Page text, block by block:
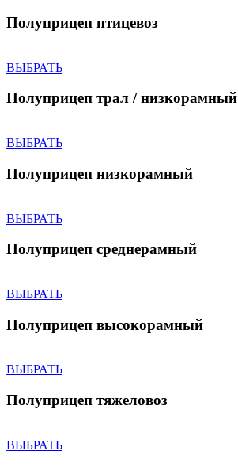
Полуприцеп птицевоз
ВЫБРАТЬ
Полуприцеп трал / низкорамный
ВЫБРАТЬ
Полуприцеп низкорамный
ВЫБРАТЬ
Полуприцеп среднерамный
ВЫБРАТЬ
Полуприцеп высокорамный
ВЫБРАТЬ
Полуприцеп тяжеловоз
ВЫБРАТЬ